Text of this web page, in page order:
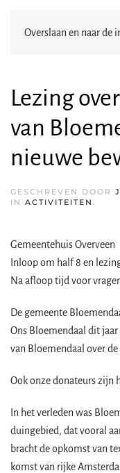
Overslaan en naar de
Lezing
van
nieuwe
GESCHREVEN DOOR
IN ACTIVITEITEN .
Gemeentehuis Overveen
Inloop om half 8 en
Na afloop tijd voor
De gemeente
Ons Bloemendaal dit
van Bloemendaal over
Ook onze donateurs zijn
In het verleden was
duingebied, dat vooral
bracht de opkomst van
komst van rijke